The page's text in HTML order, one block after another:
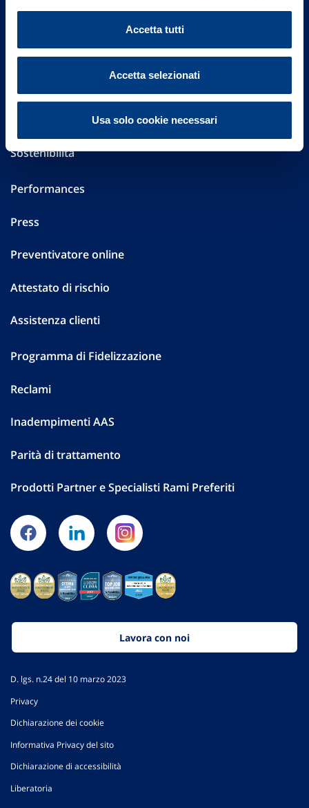
Accetta tutti
Accetta selezionati
Usa solo cookie necessari
Governance
Altre informazioni
Sostenibilità
Performances
Press
Preventivatore online
Attestato di rischio
Assistenza clienti
Programma di Fidelizzazione
Reclami
Inadempimenti AAS
Parità di trattamento
Prodotti Partner e Specialisti Rami Preferiti
Lavora con noi
D. lgs. n.24 del 10 marzo 2023
Privacy
Dichiarazione dei cookie
Informativa Privacy del sito
Dichiarazione di accessibilità
Liberatoria